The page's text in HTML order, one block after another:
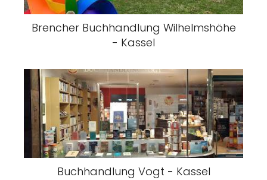
Brencher Buchhandlung Wilhelmshöhe
- Kassel
Buchhandlung Vogt - Kassel